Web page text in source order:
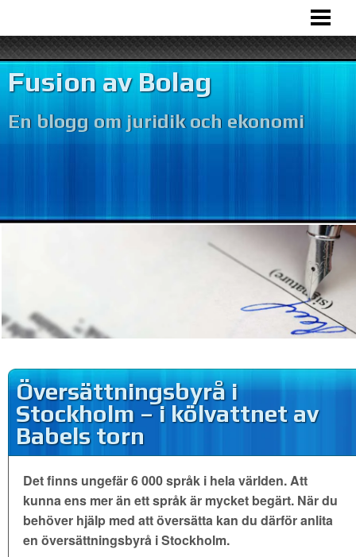
BOLAGSFUSION
VÅR VERKSAMHET
BOKFÖRING
Fusion av Bolag
En blogg om juridik och ekonomi
Översättningsbyrå i
Stockholm – i kölvattnet av
Babels torn
Det finns ungefär 6 000 språk i hela världen. Att
kunna ens mer än ett språk är mycket begärt. När du
behöver hjälp med att översätta kan du därför anlita
en översättningsbyrå i Stockholm.